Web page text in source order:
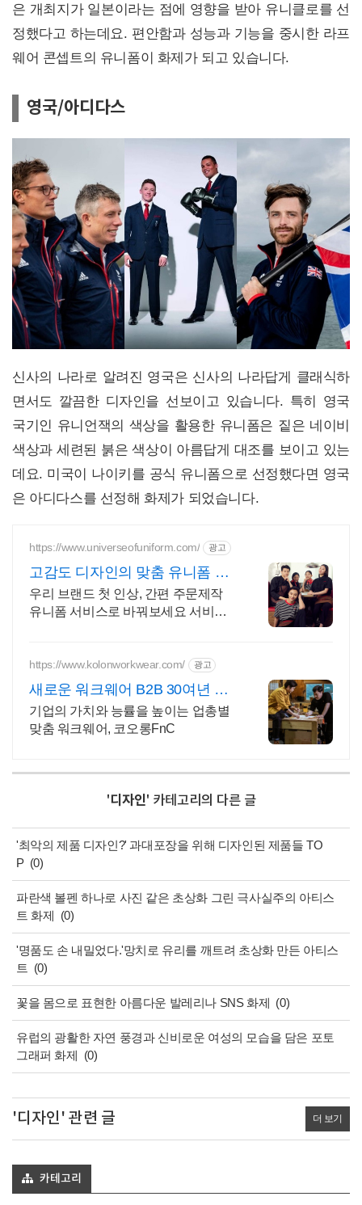
은 개최지가 일본이라는 점에 영향을 받아 유니클로를 선
정했다고 하는데요. 편안함과 성능과 기능을 중시한 라프
웨어 콘셉트의 유니폼이 화제가 되고 있습니다.
영국/아디다스
신사의 나라로 알려진 영국은 신사의 나라답게 클래식하
면서도 깔끔한 디자인을 선보이고 있습니다. 특히 영국
국기인 유니언잭의 색상을 활용한 유니폼은 짙은 네이비
색상과 세련된 붉은 색상이 아름답게 대조를 보이고 있는
데요. 미국이 나이키를 공식 유니폼으로 선정했다면 영국
은 아디다스를 선정해 화제가 되었습니다.
https://www.universeofuniform.com/ 광고
고감도 디자인의 맞춤 유니폼 10
벌부터 맞춤소량생산 가능
우리 브랜드 첫 인상, 간편 주문제작
유니폼 서비스로 바꿔보세요 서비스
https://www.kolonworkwear.com/ 광고
새로운 워크웨어 B2B 30여년 축
적된 코오롱기술력
기업의 가치와 능률을 높이는 업총별
맞춤 워크웨어, 코오롱FnC
'디자인' 카테고리의 다른 글
'최악의 제품 디자인?' 과대포장을 위해 디자인된 제품들 TO
P (0)
파란색 볼펜 하나로 사진 같은 초상화 그린 극사실주의 아티스
트 화제 (0)
'명품도 손 내밀었다.'망치로 유리를 깨트려 초상화 만든 아티스
트 (0)
꽃을 몸으로 표현한 아름다운 발레리나 SNS 화제 (0)
유럽의 광활한 자연 풍경과 신비로운 여성의 모습을 담은 포토
그래퍼 화제 (0)
'디자인' 관련 글 더 보기
카테고리